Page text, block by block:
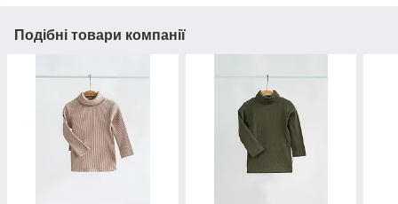
Подібні товари компанії